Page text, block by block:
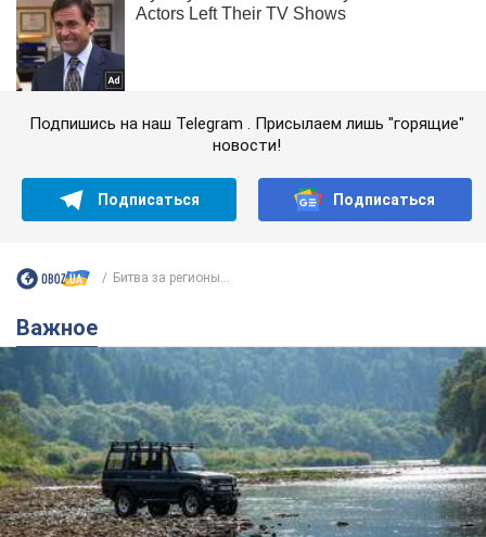
Подпишись на наш Telegram . Присылаем лишь "горящие"
новости!
Подписаться Подписаться
Битва за регионы...
Важное